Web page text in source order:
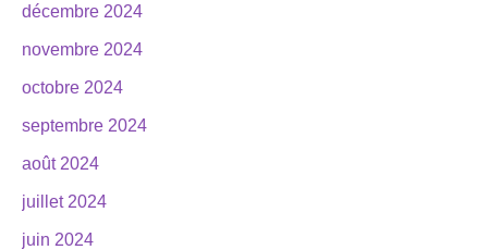
décembre 2024
novembre 2024
octobre 2024
septembre 2024
août 2024
juillet 2024
juin 2024